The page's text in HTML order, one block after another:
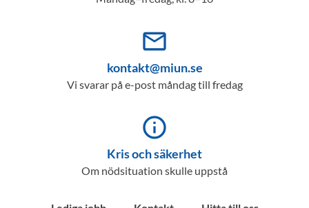
mail_outline
kontakt@miun.se
Vi svarar på e-post måndag till fredag
info_outline
Kris och säkerhet
Om nödsituation skulle uppstå